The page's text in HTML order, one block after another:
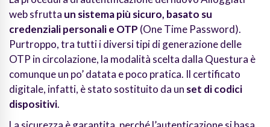
web sfrutta un sistema più sicuro, basato su
credenziali personali e OTP (One Time Password).
Purtroppo, tra tutti i diversi tipi di generazione delle
OTP in circolazione, la modalità scelta dalla Questura è
comunque un po’ datata e poco pratica. Il certificato
digitale, infatti, è stato sostituito da un set di codici
dispositivi.